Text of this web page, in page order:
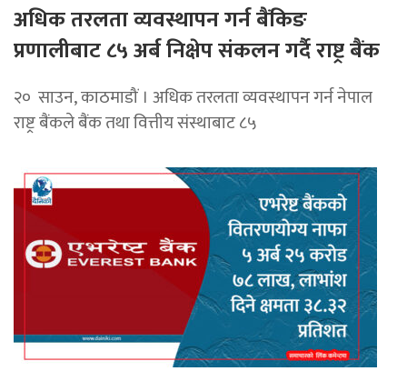
अधिक तरलता व्यवस्थापन गर्न बैंकिङ
प्रणालीबाट ८५ अर्ब निक्षेप संकलन गर्दै राष्ट्र बैंक
२० साउन, काठमाडौं । अधिक तरलता व्यवस्थापन गर्न नेपाल
राष्ट्र बैंकले बैंक तथा वित्तीय संस्थाबाट ८५